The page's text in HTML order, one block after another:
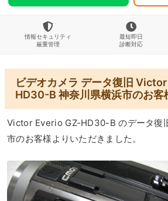
情報セキュリティ
厳重管理
最短即日
診断対応
ビデオカメラ データ復旧
HD30-B 神奈川県横浜市のお客
Victor Everio GZ-HD30-B のデータ復
市のお客様よりいただきました。